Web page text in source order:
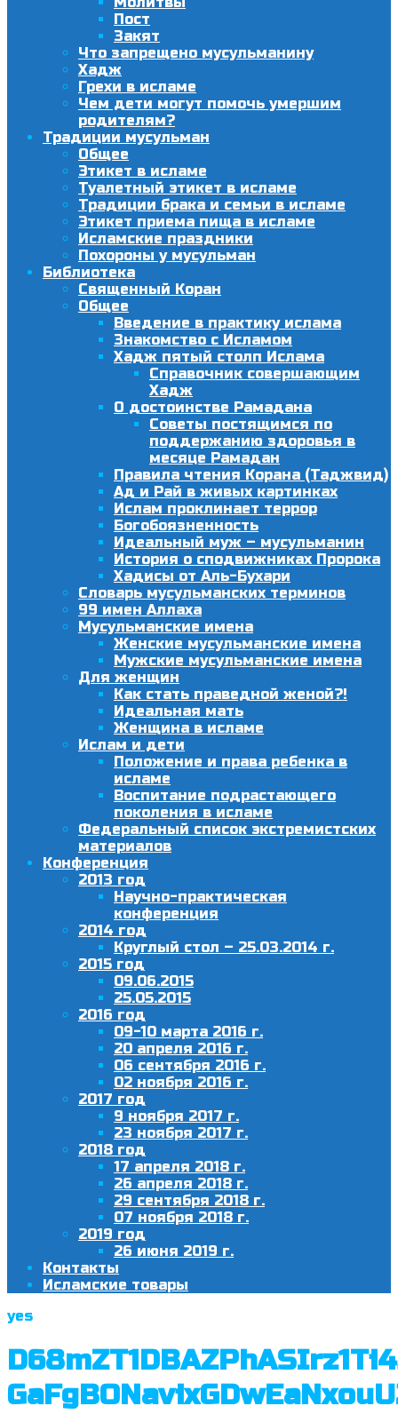
Пост
Закят
Что запрещено мусульманину
Хадж
Грехи в исламе
Чем дети могут помочь умершим
родителям?
Традиции мусульман
Общее
Этикет в исламе
Туалетный этикет в исламе
Традиции брака и семьи в исламе
Этикет приема пища в исламе
Исламские праздники
Похороны у мусульман
Библиотека
Священный Коран
Общее
Введение в практику ислама
Знакомство с Исламом
Хадж пятый столп Ислама
Справочник совершающим
Хадж
О достоинстве Рамадана
Советы постящимся по
поддержанию здоровья в
месяце Рамадан
Правила чтения Корана (Таджвид)
Ад и Рай в живых картинках
Ислам проклинает террор
Богобоязненность
Идеальный муж – мусульманин
История о сподвижниках Пророка
Хадисы от Аль-Бухари
Словарь мусульманских терминов
99 имен Аллаха
Мусульманские имена
Женские мусульманские имена
Мужские мусульманские имена
Для женщин
Как стать праведной женой?!
Идеальная мать
Женщина в исламе
Ислам и дети
Положение и права ребенка в
исламе
Воспитание подрастающего
поколения в исламе
Федеральный список экстремистских
материалов
Конференция
2013 год
Научно-практическая
конференция
2014 год
Круглый стол – 25.03.2014 г.
2015 год
09.06.2015
25.05.2015
2016 год
09-10 марта 2016 г.
20 апреля 2016 г.
06 сентября 2016 г.
02 ноября 2016 г.
2017 год
9 ноября 2017 г.
23 ноября 2017 г.
2018 год
17 апреля 2018 г.
26 апреля 2018 г.
29 сентября 2018 г.
07 ноября 2018 г.
2019 год
26 июня 2019 г.
Контакты
Исламские товары
yes